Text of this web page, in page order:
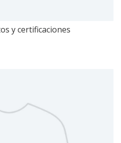
y certificaciones